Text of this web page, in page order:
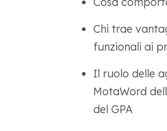
Chi trae
funzionali ai
Il ruolo delle
MotaWord
del GPA